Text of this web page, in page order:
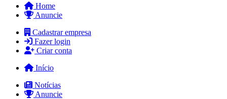
Home
Anuncie
Cadastrar empresa
Fazer login
Criar conta
Início
Notícias
Anuncie